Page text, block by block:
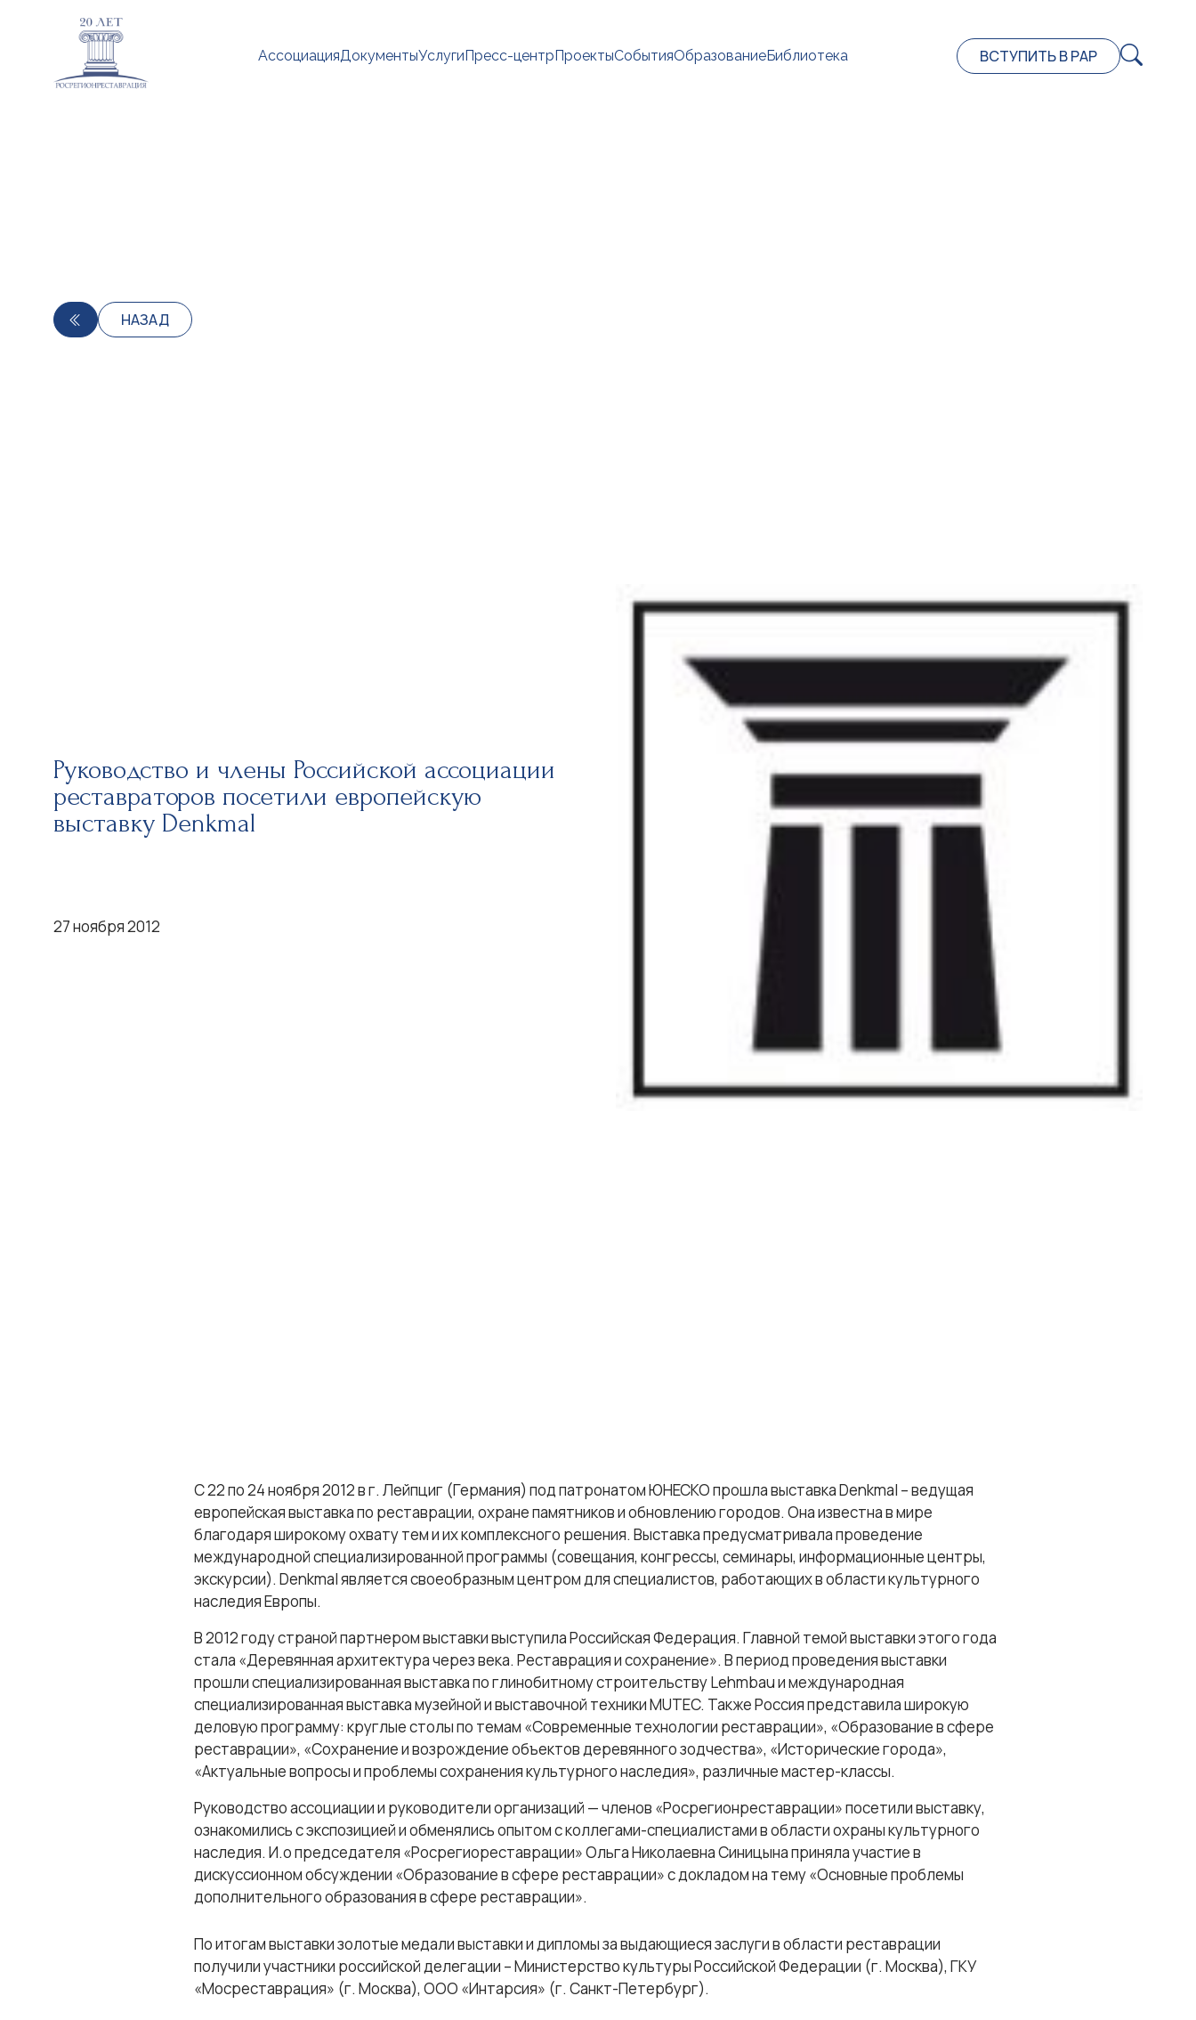
АссоциацияДокументыУслугиПресс-центрПроектыСобытияОбразованиеБиблиотека ВСТУПИТЬ В РАР
НАЗАД
Руководство и члены Российской ассоциации
реставраторов посетили европейскую
выставку Denkmal
27 ноября 2012
C 22 по 24 ноября 2012 в г. Лейпциг (Германия) под патронатом ЮНЕСКО прошла выставка Denkmal – ведущая
европейская выставка по реставрации, охране памятников и обновлению городов. Она известна в мире
благодаря широкому охвату тем и их комплексного решения. Выставка предусматривала проведение
международной специализированной программы (совещания, конгрессы, семинары, информационные центры,
экскурсии). Denkmal является своеобразным центром для специалистов, работающих в области культурного
наследия Европы.
В 2012 году страной партнером выставки выступила Российская Федерация. Главной темой выставки этого года
стала «Деревянная архитектура через века. Реставрация и сохранение». В период проведения выставки
прошли специализированная выставка по глинобитному строительству Lehmbau и международная
специализированная выставка музейной и выставочной техники MUTEC. Также Россия представила широкую
деловую программу: круглые столы по темам «Современные технологии реставрации», «Образование в сфере
реставрации», «Сохранение и возрождение объектов деревянного зодчества», «Исторические города»,
«Актуальные вопросы и проблемы сохранения культурного наследия», различные мастер-классы.
Руководство ассоциации и руководители организаций — членов «Росрегионреставрации» посетили выставку,
ознакомились с экспозицией и обменялись опытом с коллегами-специалистами в области охраны культурного
наследия. И.о председателя «Росрегиореставрации» Ольга Николаевна Синицына приняла участие в
дискуссионном обсуждении «Образование в сфере реставрации» с докладом на тему «Основные проблемы
дополнительного образования в сфере реставрации».
По итогам выставки золотые медали выставки и дипломы за выдающиеся заслуги в области реставрации
получили участники российской делегации – Министерство культуры Российской Федерации (г. Москва), ГКУ
«Мосреставрация» (г. Москва), ООО «Интарсия» (г. Санкт-Петербург).